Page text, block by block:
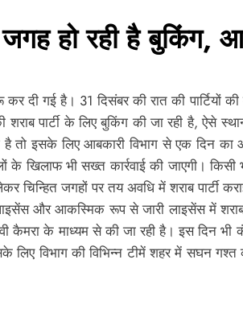
हो रही है बुकिंग,
दी गई है। 31 दिसंबर की रात की पार्टियों
पार्टी के लिए बुकिंग की जा रही है, ऐसे
तो इसके लिए आबकारी विभाग से एक दिन
के खिलाफ भी सख्त कार्रवाई की जाएगी।
चिन्हित जगहों पर तय अवधि में शराब
लाइसेंस और आकस्मिक रूप से जारी लाइसेंस में
कैमरा के माध्यम से की जा रही है। इस
विभाग की विभिन्न टीमें शहर में सघन गश्त